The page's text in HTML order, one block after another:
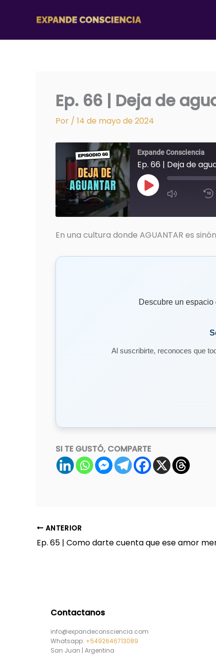
Ep. 66 | Deja de
Por / 14 de mayo de 2024
Expande Consciencia
Ep. 66 | Deja de
REPRODUCIR
EPISODIO
En una cultura donde AGUANTAR es
Descubre un
Al suscribirte, reconoces que
SI TE GUSTÓ, COMPARTE
ANTERIOR
Contactanos
info@expandeconsciencia.com
Whatsapp: +5492646713089
San Juan | Argentina